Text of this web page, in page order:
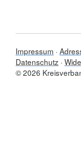
Impressum
Datenschutz
© 2026